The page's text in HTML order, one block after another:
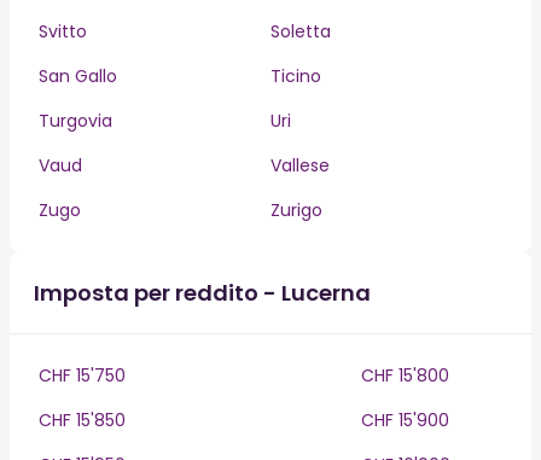
Svitto
Soletta
San Gallo
Ticino
Turgovia
Uri
Vaud
Vallese
Zugo
Zurigo
Imposta per reddito - Lucerna
CHF 15'750
CHF 15'800
CHF 15'850
CHF 15'900